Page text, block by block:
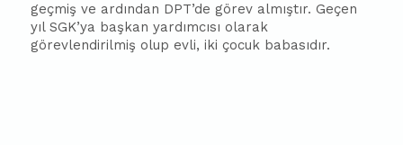
geçmiş ve ardından DPT’de görev almıştır. Geçen
yıl SGK’ya başkan yardımcısı olarak
görevlendirilmiş olup evli, iki çocuk babasıdır.